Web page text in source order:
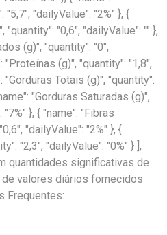
"dailyValue": "2%" }, {
"0,6", "dailyValue": "" },
(g)", "quantity": "0",
"Proteínas (g)", "quantity": "1,8",
"Gorduras Totais (g)", "quantity":
"Gorduras Saturadas (g)",
}, { "name": "Fibras
"dailyValue": "2%" }, {
"2,3", "dailyValue": "0%" } ],
quantidades significativas de
valores diários fornecidos
Frequentes: